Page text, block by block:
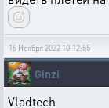
15 Ноября 2022 10:12:55
Ginzi
Vladtech